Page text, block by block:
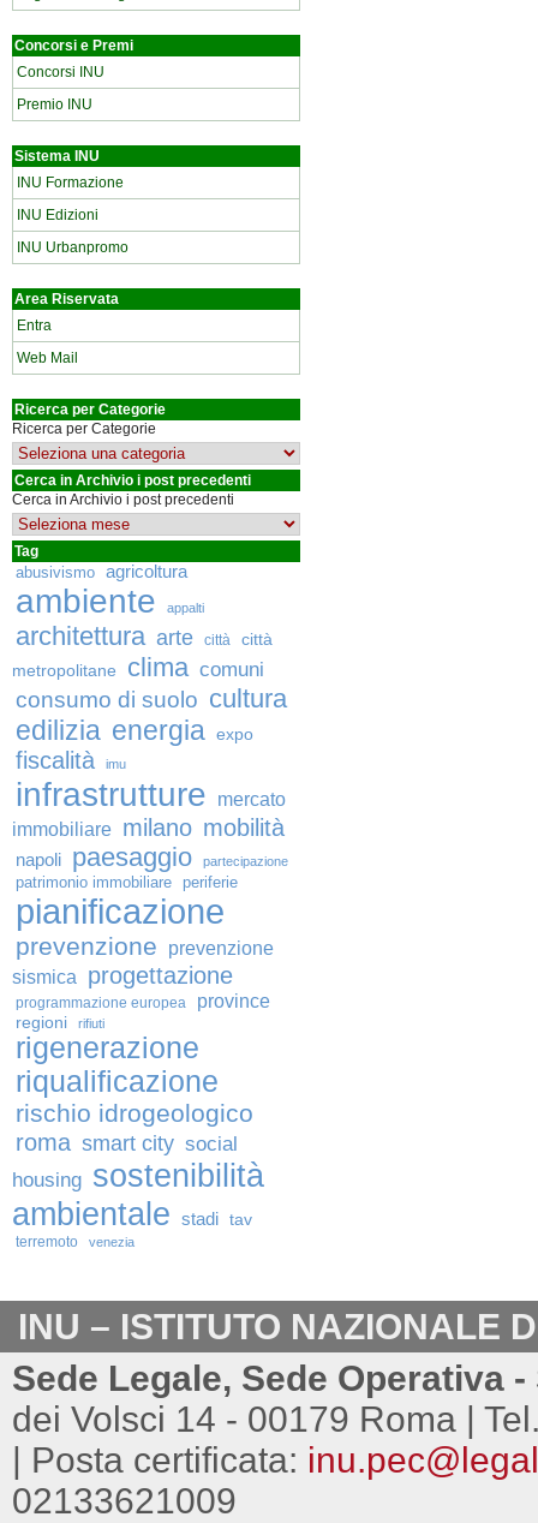
Concorsi e Premi
Concorsi INU
Premio INU
Sistema INU
INU Formazione
INU Edizioni
INU Urbanpromo
Area Riservata
Entra
Web Mail
Ricerca per Categorie
Ricerca per Categorie
Cerca in Archivio i post precedenti
Cerca in Archivio i post precedenti
Tag
abusivismo agricoltura
ambiente appalti
architettura arte città
città
metropolitane
clima comuni
consumo di suolo cultura
edilizia energia expo
fiscalità imu
infrastrutture
mercato
immobiliare milano mobilità
napoli paesaggio partecipazione
patrimonio immobiliare periferie
pianificazione
prevenzione
prevenzione
sismica
progettazione
programmazione europea province
regioni rifiuti
rigenerazione
riqualificazione
rischio idrogeologico
roma smart city social
housing sostenibilità
ambientale stadi tav
terremoto venezia
INU – ISTITUTO NAZIONALE
Sede Legale, Sede Operativa
dei Volsci 14 - 00179 Roma |
| Posta certificata:
02133621009